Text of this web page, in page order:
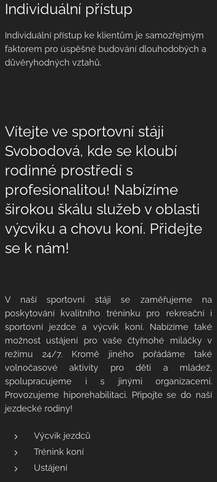
Individuální přístup
Individuální přístup ke klientům je samozřejmým
faktorem pro úspěšné budování dlouhodobých a
důvěryhodných vztahů.
Vítejte ve sportovní stáji
Svobodová, kde se kloubí
rodinné prostředí s
profesionalitou! Nabízíme
širokou škálu služeb v oblasti
výcviku a chovu koní. Přidejte
se k nám!
V naší sportovní stáji se zaměřujeme na
poskytování kvalitního tréninku pro rekreační i
sportovní jezdce a výcvik koní. Nabízíme také
možnost ustájení pro vaše čtyřnohé miláčky v
režimu 24/7. Kromě jiného pořádáme také
volnočasové aktivity pro děti a mládež,
spolupracujeme i s jinými organizacemi.
Provozujeme hiporehabilitaci. Připojte se do naší
jezdecké rodiny!
Výcvik jezdců
Trénink koní
Ustájení